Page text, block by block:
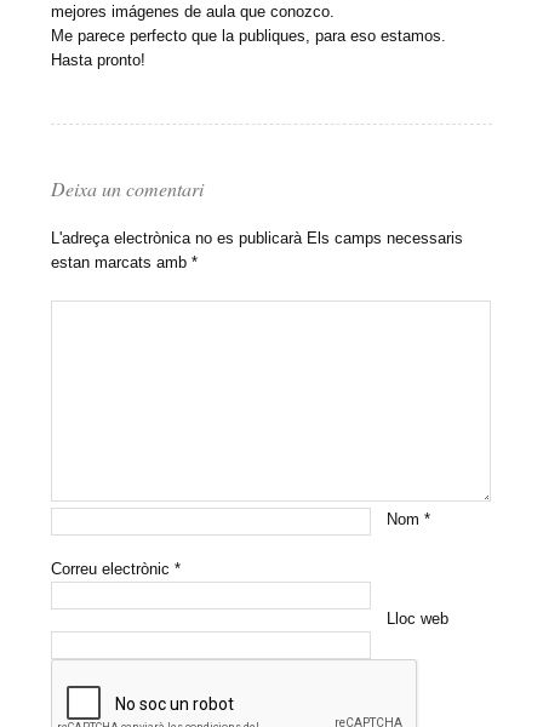
mejores imágenes de aula que conozco.
Me parece perfecto que la publiques, para eso estamos.
Hasta pronto!
Deixa un comentari
L'adreça electrònica no es publicarà Els camps necessaris
estan marcats amb*
Nom*
Correu electrònic*
Lloc web